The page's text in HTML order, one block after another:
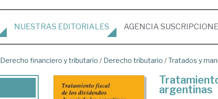
NUESTRAS EDITORIALES AGENCIA
Derecho financiero y tributario / Derecho tributario /Tratados y
argentinas